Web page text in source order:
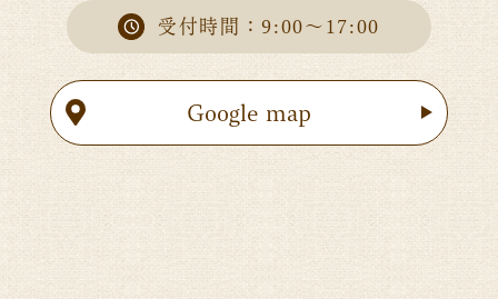
受付時間：9:00～17:00
Google map